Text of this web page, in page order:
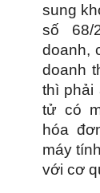
sung
số 68/
doanh,
doanh
thì phải
tử có
hóa
máy
với cơ